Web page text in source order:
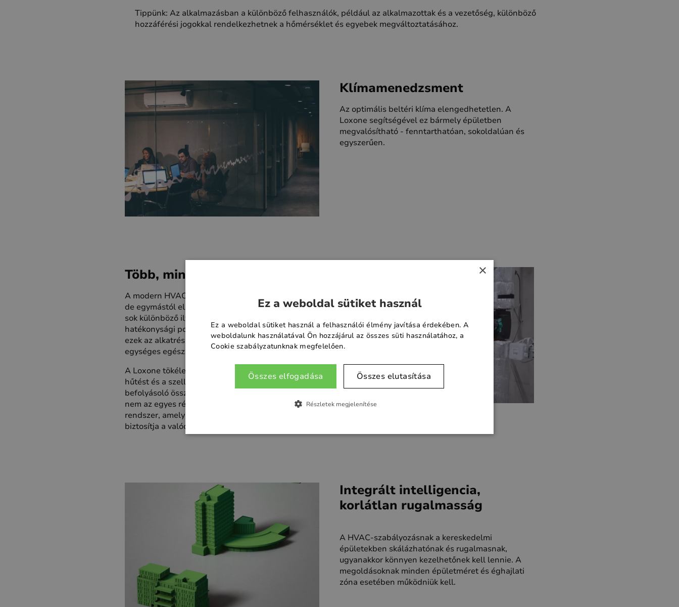
Tippünk: Az alkalmazásban a különböző felhasználók, például az alkalmazottak és a vezetőség, különböző
hozzáférési jogokkal rendelkezhetnek a hőmérséklet és egyebek megváltoztatásához.
Klímamenedzsment
Az optimális beltéri klíma elengedhetetlen. A
Loxone segítségével ez bármely épületben
megvalósítható - fenntarthatóan, sokoldalúan és
egyszerűen.
Több, mint a részek összessége
A modern HVAC-összetevők rendkívül hatékonyan,
de egymástól elszigetelten működnek. Egy épület
sok különböző ilyen komponensből áll. Az igazi
hatékonysági potenciál csak akkor szabadul fel, ha
ezek az alkatrészek szinergiában működnek, és
egységes egészként.
A Loxone tökéletesen összehangolja a fűtést, a
hűtést és a szellőzést, valamint a beltéri klímát
befolyásoló összes többi rendszert. Az eredmény
nem az egyes részek összege, hanem egy olyan
rendszer, amely megsokszorozza az előnyöket, így
biztosítja a valódi energiahatékonyságot.
Integrált intelligencia,
korlátlan rugalmasság
A HVAC-szabályozásnak a kereskedelmi
épületekben skálázhatónak és rugalmasnak,
ugyanakkor könnyen kezelhetőnek kell lennie. A
megoldásoknak minden épületméret és éghajlati
zóna esetében működniük kell.
×
Ez a weboldal sütiket használ
Ez a weboldal sütiket használ a felhasználói élmény javítása érdekében. A
weboldalunk használatával Ön hozzájárul az összes süti használatához, a
Cookie szabályzatunknak megfelelően.
Összes elfogadása Összes elutasítása
Részletek megjelenítése